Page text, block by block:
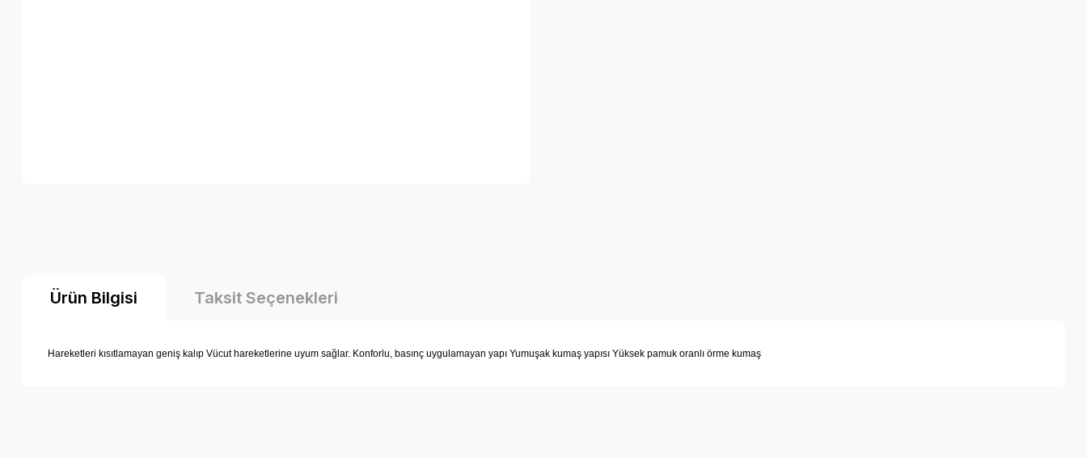
Ürün Bilgisi Taksit Seçenekleri
Hareketleri kısıtlamayan geniş kalıp Vücut hareketlerine uyum sağlar. Konforlu, basınç uygulamayan yapı Yumuşak kumaş yapısı Yüksek pamuk oranlı örme kumaş